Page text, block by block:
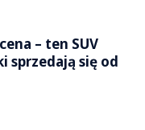
– ten SUV
sprzedają się od